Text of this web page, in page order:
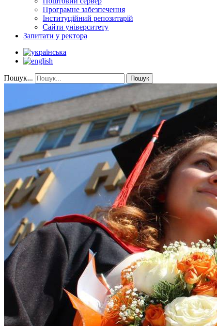
Програмне забезпечення
Інституційний репозитарій
Сайти університету
Запитати у ректора
Пошук... Пошук